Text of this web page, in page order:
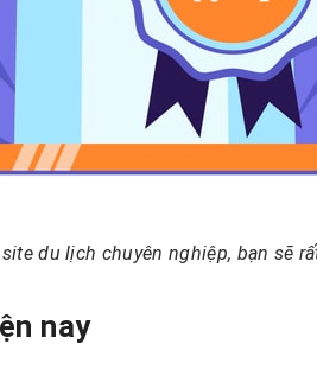
du lịch chuyên nghiệp, bạn sẽ
nay